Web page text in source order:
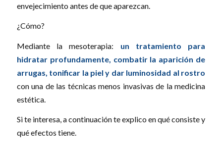
envejecimiento antes de que aparezcan.
¿Cómo?
Mediante la mesoterapia: un tratamiento para
hidratar profundamente, combatir la aparición de
arrugas, tonificar la piel y dar luminosidad al rostro
con una de las técnicas menos invasivas de la medicina
estética.
Si te interesa, a continuación te explico en qué consiste y
qué efectos tiene.